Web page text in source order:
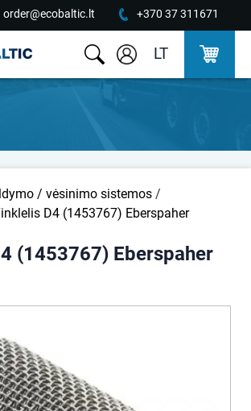
order@ecobaltic.lt +370 37 311671
LT
/ vėsinimo sistemos /
D4 (1453767) Eberspaher
(1453767) Eberspaher